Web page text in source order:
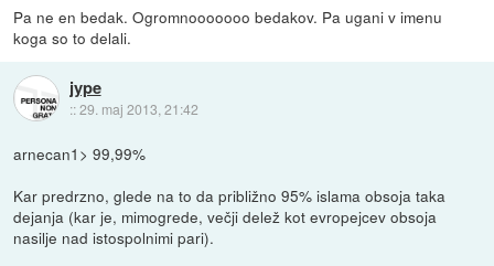
Pa ne en bedak. Ogromnooooooo bedakov. Pa ugani v imenu
koga so to delali.
jype
::29. maj 2013, 21:42
arnecan1> 99,99%
Kar predrzno, glede na to da približno 95% islama obsoja taka
dejanja (kar je, mimogrede, večji delež kot evropejcev obsoja
nasilje nad istospolnimi pari).